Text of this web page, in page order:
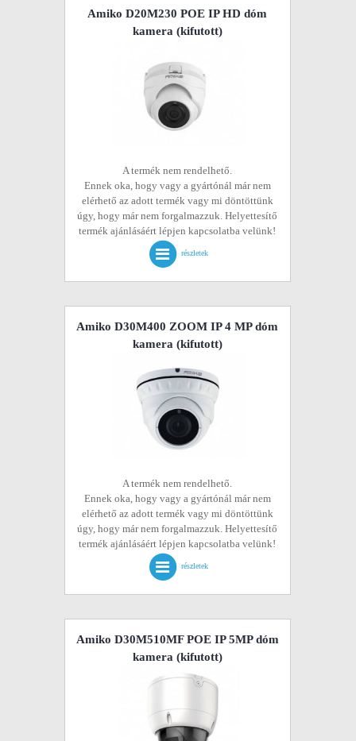
Amiko D20M230 POE IP HD dóm
kamera (kifutott)
A termék nem rendelhető.
Ennek oka, hogy vagy a gyártónál már nem
elérhető az adott termék vagy mi döntöttünk
úgy, hogy már nem forgalmazzuk. Helyettesítő
termék ajánlásáért lépjen kapcsolatba velünk!
részletek
Amiko D30M400 ZOOM IP 4 MP dóm
kamera (kifutott)
A termék nem rendelhető.
Ennek oka, hogy vagy a gyártónál már nem
elérhető az adott termék vagy mi döntöttünk
úgy, hogy már nem forgalmazzuk. Helyettesítő
termék ajánlásáért lépjen kapcsolatba velünk!
részletek
Amiko D30M510MF POE IP 5MP dóm
kamera (kifutott)